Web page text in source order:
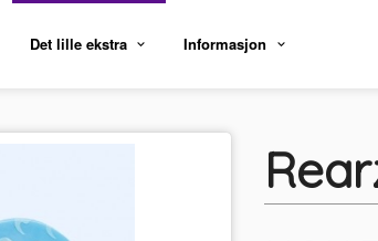
Det lille ekstra Informasjon